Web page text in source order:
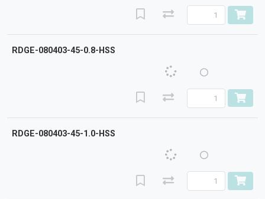
RDGE-080403-45-0.8-HSS
RDGE-080403-45-1.0-HSS